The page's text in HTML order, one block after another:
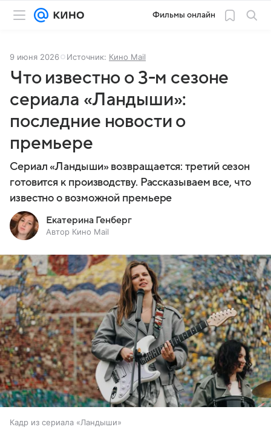
Фильмы онлайн
9 июня 2026 Источник: Кино Mail
Что известно о 3-м сезоне
сериала «Ландыши»:
последние новости о
премьере
Сериал «Ландыши» возвращается: третий сезон
готовится к производству. Рассказываем все, что
известно о возможной премьере
Екатерина Генберг
Автор Кино Mail
Кадр из сериала «Ландыши»